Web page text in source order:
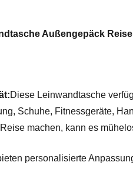
Außengepäck
Diese Leinwandtasche
Schuhe, Fitnessgeräte,
machen, kann es
personalisierte